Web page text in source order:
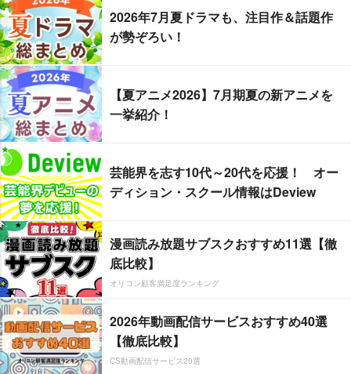
2026年7月夏ドラマも、注目作＆話題作
が勢ぞろい！
【夏アニメ2026】7月期夏の新アニメを
一挙紹介！
芸能界を志す10代～20代を応援！ オー
ディション・スクール情報はDeview
漫画読み放題サブスクおすすめ11選【徹
底比較】
オリコン顧客満足度ランキング
2026年動画配信サービスおすすめ40選
【徹底比較】
CS動画配信サービス20選